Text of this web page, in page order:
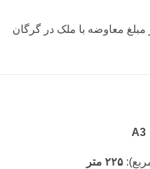
A3
۲۲۵ متر